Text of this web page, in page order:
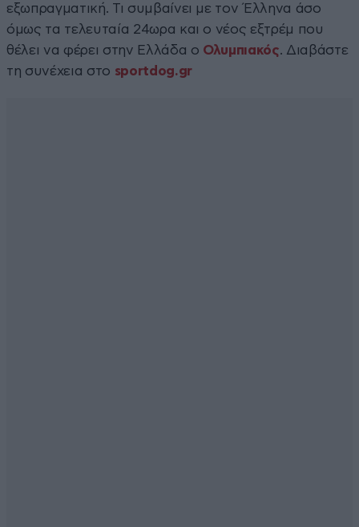
εξωπραγματική. Τι συμβαίνει με τον Έλληνα άσο
όμως τα τελευταία 24ωρα και ο νέος εξτρέμ που
θέλει να φέρει στην Ελλάδα ο Ολυμπιακός. Διαβάστε
τη συνέχεια στο sportdog.gr